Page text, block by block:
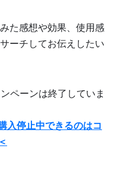
た感想や効果、使用感
ーチしてお伝えしたい
ペーンは終了していま
入停止中できるのはコ